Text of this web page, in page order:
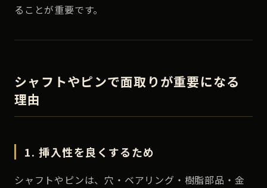
ることが重要です。
シャフトやピンで面取りが重要になる
理由
1. 挿入性を良くするため
シャフトやピンは、穴・ベアリング・樹脂部品・金